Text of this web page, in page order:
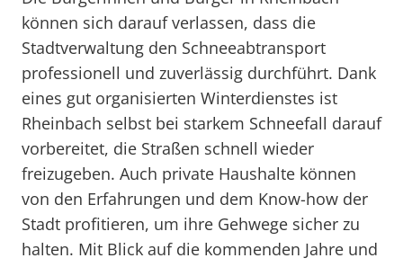
können sich darauf verlassen, dass die
Stadtverwaltung den Schneeabtransport
professionell und zuverlässig durchführt. Dank
eines gut organisierten Winterdienstes ist
Rheinbach selbst bei starkem Schneefall darauf
vorbereitet, die Straßen schnell wieder
freizugeben. Auch private Haushalte können
von den Erfahrungen und dem Know-how der
Stadt profitieren, um ihre Gehwege sicher zu
halten. Mit Blick auf die kommenden Jahre und